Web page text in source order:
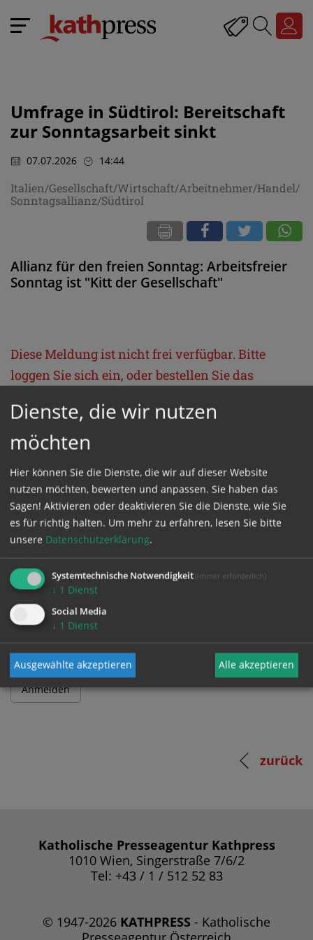
Umfrage in Südtirol: Bereitschaft
zur Sonntagsarbeit sinkt
07.07.2026 14:44
Italien/Gesellschaft/Wirtschaft/Arbeitnehmer/Handel/
Sonntagsallianz/Südtirol
Allianz für den freien Sonntag: Arbeitsfreier
Sonntag ist "Kitt der Gesellschaft"
Diese Meldung ist nicht frei verfügbar. Bitte
loggen Sie sich ein, oder bestellen Sie das
GESCHÜTZTER BEREICH
Bitte melden Sie sich mit Ihrem Benutzernamen
und Passwort an.
Passwort
zurück
Katholische Presseagentur Kathpress
1010 Wien, Singerstraße 7/6/2
Tel: +43 / 1 / 512 52 83
© 1947-2026 KATHPRESS - Katholische
Dienste, die wir nutzen
möchten
Hier können Sie die Dienste, die wir auf dieser Website
nutzen möchten, bewerten und anpassen. Sie haben das
Sagen! Aktivieren oder deaktivieren Sie die Dienste, wie Sie
es für richtig halten. Um mehr zu erfahren, lesen Sie bitte
unsere Datenschutzerklärung.
Systemtechnische Notwendigkeit (immer erforderlich)
↓ 1 Dienst
Social Media
↓ 1 Dienst
Ausgewählte akzeptieren Alle akzeptieren